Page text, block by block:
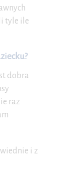
tyle ile
dobra
raz
i z